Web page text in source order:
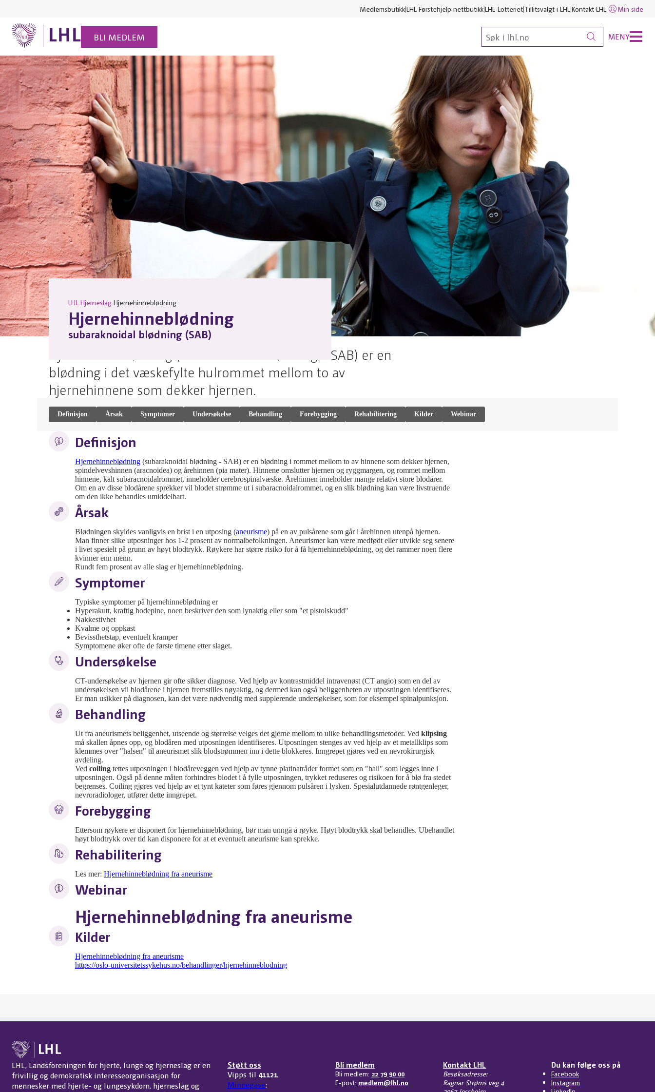
MedlemsbutikkLHL Førstehjelp nettbutikkLHL-Lotteriet Tillitsvalgt i LHL Kontakt LHL Min side
BLI MEDLEM MENY
LHL Hjerneslag Hjernehinneblødning
Hjernehinneblødning
subaraknoidal blødning (SAB)
Marita Lysstad BjerkePublisert 07.01.2019Oppdatert
Hjernehinneblødning (subaraknoidal blødning - SAB) er en
blødning i det væskefylte hulrommet mellom to av
hjernehinnene som dekker hjernen.
Definisjon Årsak Symptomer Undersøkelse Behandling Forebygging Rehabilitering Kilder Webinar
Definisjon
Hjernehinneblødning (subaraknoidal blødning - SAB) er en blødning i rommet mellom to av hinnene som dekker hjernen,
spindelvevshinnen (aracnoidea) og årehinnen (pia mater). Hinnene omslutter hjernen og ryggmargen, og rommet mellom
hinnene, kalt subaracnoidalrommet, inneholder cerebrospinalvæske. Årehinnen inneholder mange relativt store blodårer.
Om en av disse blodårene sprekker vil blodet strømme ut i subaracnoidalrommet, og en slik blødning kan være livstruende
om den ikke behandles umiddelbart.
Årsak
Blødningen skyldes vanligvis en brist i en utposing (aneurisme) på en av pulsårene som går i årehinnen utenpå hjernen.
Man finner slike utposninger hos 1-2 prosent av normalbefolkningen. Aneurismer kan være medfødt eller utvikle seg senere
i livet spesielt på grunn av høyt blodtrykk. Røykere har større risiko for å få hjernehinneblødning, og det rammer noen flere
kvinner enn menn.
Rundt fem prosent av alle slag er hjernehinneblødning.
Symptomer
Typiske symptomer på hjernehinneblødning er
Hyperakutt, kraftig hodepine, noen beskriver den som lynaktig eller som "et pistolskudd"
Nakkestivhet
Kvalme og oppkast
Bevissthetstap, eventuelt kramper
Symptomene øker ofte de første timene etter slaget.
Undersøkelse
CT-undersøkelse av hjernen gir ofte sikker diagnose. Ved hjelp av kontrastmiddel intravenøst (CT angio) som en del av
undersøkelsen vil blodårene i hjernen fremstilles nøyaktig, og dermed kan også beliggenheten av utposningen identifiseres.
Er man usikker på diagnosen, kan det være nødvendig med supplerende undersøkelser, som for eksempel spinalpunksjon.
Behandling
Ut fra aneurismets beliggenhet, utseende og størrelse velges det gjerne mellom to ulike behandlingsmetoder. Ved klipsing
må skallen åpnes opp, og blodåren med utposningen identifiseres. Utposningen stenges av ved hjelp av et metallklips som
klemmes over "halsen" til aneurismet slik blodstrømmen inn i dette blokkeres. Inngrepet gjøres ved en nevrokirurgisk
avdeling.
Ved coiling tettes utposningen i blodåreveggen ved hjelp av tynne platinatråder formet som en "ball" som legges inne i
utposningen. Også på denne måten forhindres blodet i å fylle utposningen, trykket reduseres og risikoen for å blø fra stedet
begrenses. Coiling gjøres ved hjelp av et tynt kateter som føres gjennom pulsåren i lysken. Spesialutdannede røntgenleger,
nevroradiologer, utfører dette inngrepet.
Forebygging
Ettersom røykere er disponert for hjernehinneblødning, bør man unngå å røyke. Høyt blodtrykk skal behandles. Ubehandlet
høyt blodtrykk over tid kan disponere for at et eventuelt aneurisme kan sprekke.
Rehabilitering
Les mer: Hjernehinneblødning fra aneurisme
Webinar
Hjernehinneblødning fra aneurisme
Kilder
Hjernehinneblødning fra aneurisme
https://oslo-universitetssykehus.no/behandlinger/hjernehinneblodning
LHL, Landsforeningen for hjerte, lunge og hjerneslag er en
frivillig og demokratisk interesseorganisasjon for
mennesker med hjerte- og lungesykdom, hjerneslag og
Støtt oss
Vipps til 41121
Minnegave:
Bli medlem
Bli medlem: 22 79 90 00
E-post: medlem@lhl.no
Kontakt LHL
Besøksadresse:
Ragnar Strøms veg 4
Du kan følge oss på
Facebook
Instagram